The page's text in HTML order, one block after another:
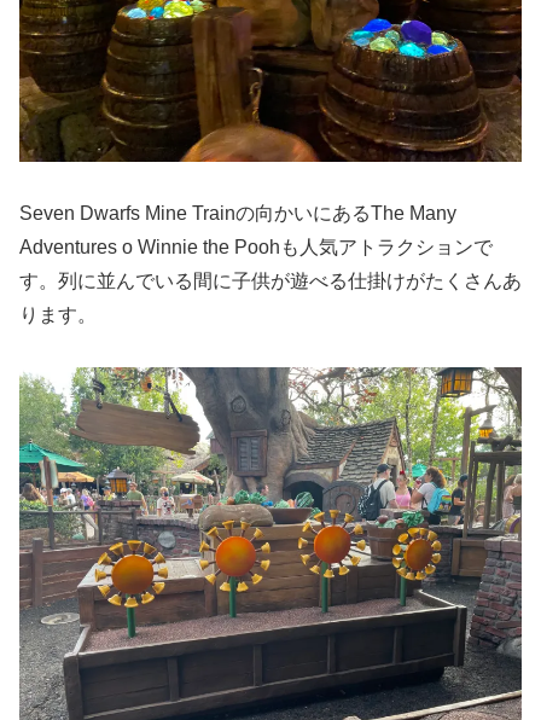
Seven Dwarfs Mine Trainの向かいにあるThe Many
Adventures o Winnie the Poohも人気アトラクションで
す。列に並んでいる間に子供が遊べる仕掛けがたくさんあ
ります。